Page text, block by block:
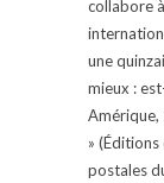
collabore
une
mieux :
Amérique,
»
postales